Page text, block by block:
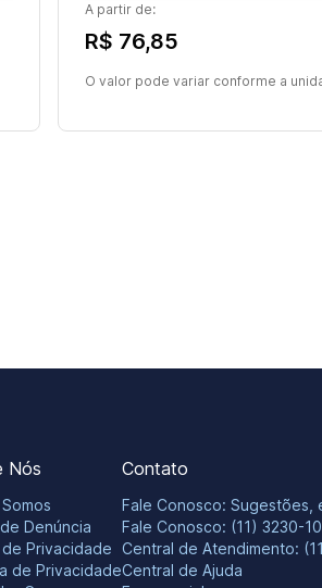
A partir de:
R$ 76,85
O valor pode variar conforme a
Nós
Denúncia
Privacidade
de Privacidade
Contato
Fale Conosco: Sugestões,
Fale Conosco: (11) 3230-
Central de Atendimento:
Central de Ajuda